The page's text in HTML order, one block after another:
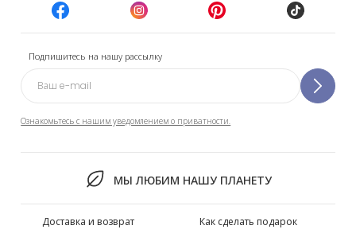
Подпишитесь на нашу рассылку
Ознакомьтесь с нашим уведомлением о приватности.
МЫ ЛЮБИМ НАШУ ПЛАНЕТУ
Доставка и возврат
Как сделать подарок